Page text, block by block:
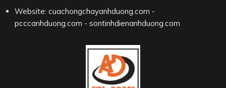
Website: cuachongchayanhduong.com -
pcccanhduong.com - sontinhdienanhduong.com